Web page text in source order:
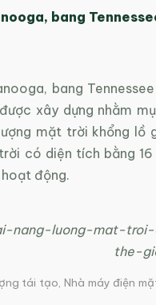
bang
bang
xây dựng nhằm
mặt trời khổng lồ
có diện tích bằng
động.
nang-luong-mat-
the-
tái tạo, Nhà máy điện